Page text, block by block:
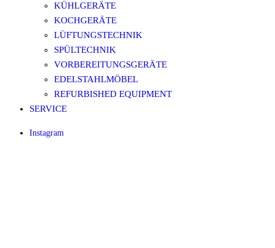
KÜHLGERÄTE
KOCHGERÄTE
LÜFTUNGSTECHNIK
SPÜLTECHNIK
VORBEREITUNGSGERÄTE
EDELSTAHLMÖBEL
REFURBISHED EQUIPMENT
SERVICE
Instagram